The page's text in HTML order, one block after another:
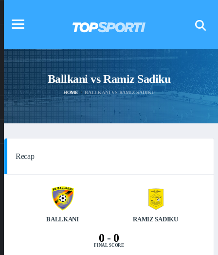
Ballkani vs Ramiz Sadiku
HOME BALLKANI VS RAMIZ SADIKU
Recap
BALLKANI RAMIZ SADIKU
0- 0
FINAL SCORE